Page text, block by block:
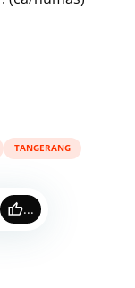
TANGERANG
...